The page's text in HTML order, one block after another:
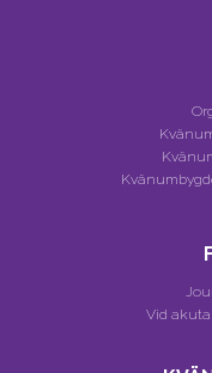
Vid